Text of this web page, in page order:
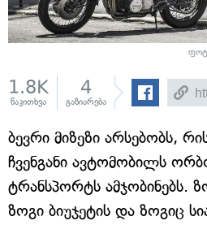
1.8K
წაკითხვა
4
გაზიარება
ბევრი მიზეზი არსებობს,
ჩვენგანი ავტომობილს
ტრანსპორტს ამჯობინებს.
ზოგი ბიუჯეტის და ზოგიც